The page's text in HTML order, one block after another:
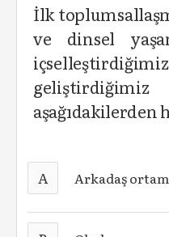
İlk
ve dinsel
aşağıdakilerden
A Arkadaş